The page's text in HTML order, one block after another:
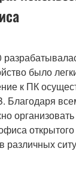
было
к ПК
Благодаря
открытого